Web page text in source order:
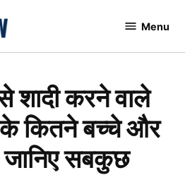
Menu
शादी करने वाले
कितने बच्चे और
सबकुछ